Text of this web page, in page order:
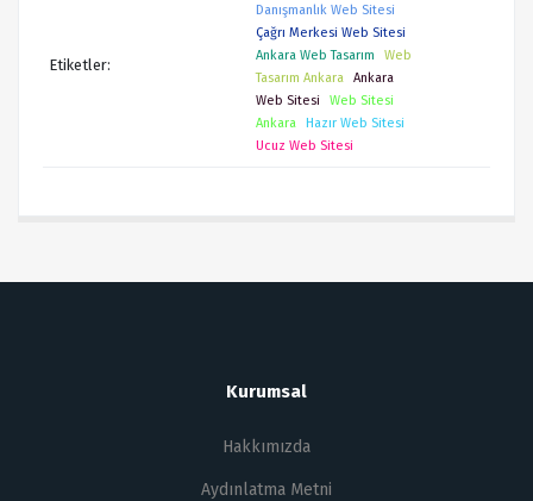
Etiketler:
Danışmanlık Web Sitesi
Çağrı Merkesi Web Sitesi
Ankara Web Tasarım
Web
Tasarım Ankara
Ankara
Web Sitesi
Web Sitesi
Ankara
Hazır Web Sitesi
Ucuz Web Sitesi
Kurumsal
Hakkımızda
Aydınlatma Metni